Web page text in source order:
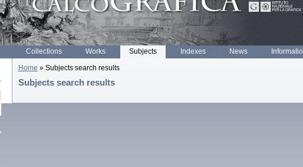
Collections Works Subjects Indexes News
Home » Subjects search results
Subjects search results